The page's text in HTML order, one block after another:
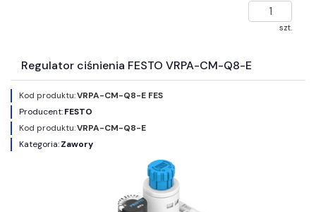
szt.
Regulator ciśnienia FESTO VRPA-CM-Q8-E
Kod produktu:VRPA-CM-Q8-E FES
Producent:FESTO
Kod produktu:VRPA-CM-Q8-E
Kategoria:Zawory